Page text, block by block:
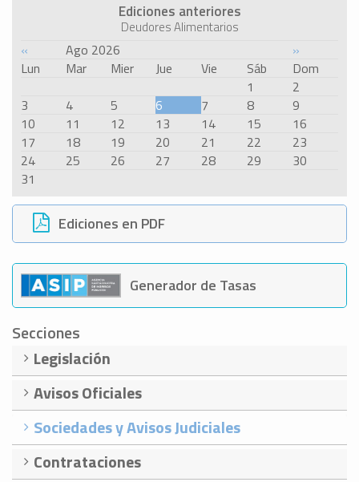
Ediciones anteriores
Deudores Alimentarios
« Ago 2026
»
Lun
Mar Mier Jue Vie Sáb
Dom
1
2
3
4 5 6 7 8
9
10
11 12 13 14 15
16
17
18 19 20 21 22
23
24
25 26 27 28 29
30
31
Ediciones en PDF
Generador de Tasas
Secciones
Legislación
Avisos Oficiales
Sociedades y Avisos Judiciales
Contrataciones